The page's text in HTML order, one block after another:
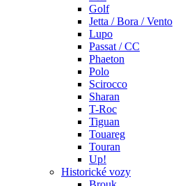
Golf
Jetta / Bora / Vento
Lupo
Passat / CC
Phaeton
Polo
Scirocco
Sharan
T-Roc
Tiguan
Touareg
Touran
Up!
Historické vozy